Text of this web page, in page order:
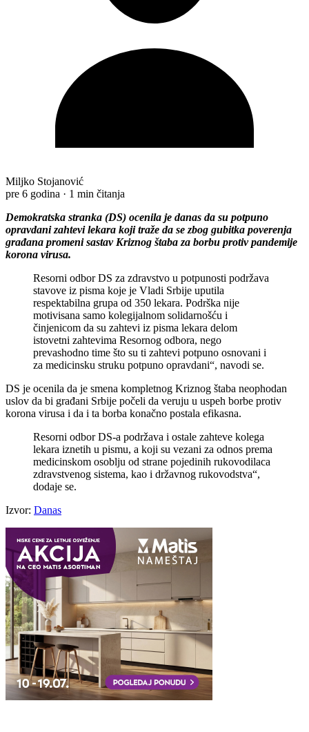
Miljko Stojanović
pre 6 godina · 1 min čitanja
Demokratska stranka (DS) ocenila je danas da su potpuno
opravdani zahtevi lekara koji traže da se zbog gubitka poverenja
građana promeni sastav Kriznog štaba za borbu protiv pandemije
korona virusa.
Resorni odbor DS za zdravstvo u potpunosti podržava
stavove iz pisma koje je Vladi Srbije uputila
respektabilna grupa od 350 lekara. Podrška nije
motivisana samo kolegijalnom solidarnošću i
činjenicom da su zahtevi iz pisma lekara delom
istovetni zahtevima Resornog odbora, nego
prevashodno time što su ti zahtevi potpuno osnovani i
za medicinsku struku potpuno opravdani“, navodi se.
DS je ocenila da je smena kompletnog Kriznog štaba neophodan
uslov da bi građani Srbije počeli da veruju u uspeh borbe protiv
korona virusa i da i ta borba konačno postala efikasna.
Resorni odbor DS-a podržava i ostale zahteve kolega
lekara iznetih u pismu, a koji su vezani za odnos prema
medicinskom osoblju od strane pojedinih rukovodilaca
zdravstvenog sistema, kao i državnog rukovodstva“,
dodaje se.
Izvor: Danas